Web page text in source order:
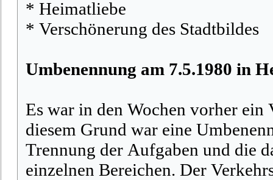
* Heimatliebe
* Verschönerung des Stadtbildes
Umbenennung am 7.5.1980 in
Es war in den Wochen vorher
diesem Grund war eine
Trennung der Aufgaben und die
einzelnen Bereichen. Der